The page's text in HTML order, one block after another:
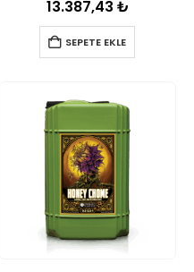
13.387,43 ₺
SEPETE EKLE